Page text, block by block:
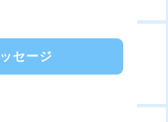
セージ